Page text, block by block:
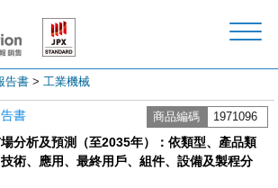
告書 >工業機械
書 商品編碼 1971096
分析及預測（至2035年）：依類型、產品類
術、應用、最終用戶、組件、設備及製程分